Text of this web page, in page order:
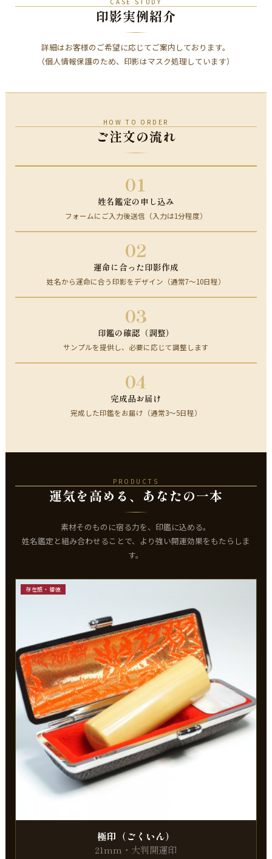
印影実例紹介
詳細はお客様のご希望に応じてご案内しております。
（個人情報保護のため、印影はマスク処理しています）
HOW TO ORDER
ご注文の流れ
01
姓名鑑定の申し込み
フォームにご入力後送信（入力は1分程度）
02
運命に合った印影作成
姓名から運命に合う印影をデザイン（通常7～10日程）
03
印鑑の確認（調整）
サンプルを提供し、必要に応じて調整します
04
完成品お届け
完成した印鑑をお届け（通常3～5日程）
PRODUCTS
運気を高める、あなたの一本
素材そのものに宿る力を、印鑑に込める。
姓名鑑定と組み合わせることで、より強い開運効果をもたらしま
す。
存在感・福徳
極印（ごくいん）
21mm・大判開運印